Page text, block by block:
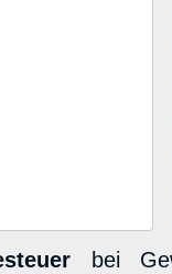
bei